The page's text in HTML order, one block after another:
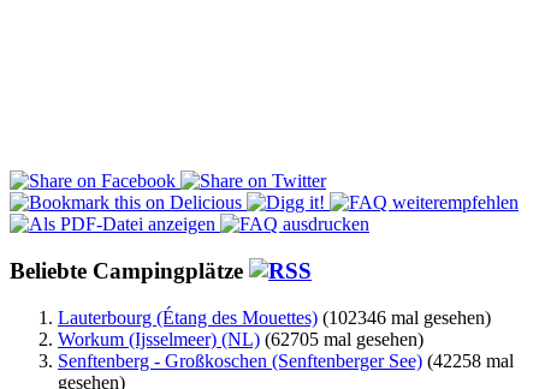
Beliebte Campingplätze
Lauterbourg (Étang des Mouettes) (102346 mal gesehen)
Workum (Ijsselmeer) (NL) (62705 mal gesehen)
Senftenberg - Großkoschen (Senftenberger See) (42258 mal
gesehen)